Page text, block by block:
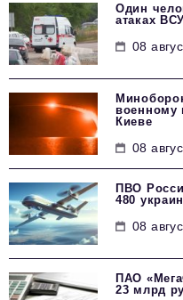
Один
атаках
08
военному
Киеве
08
ПВО
480
08
ПАО
23 млрд